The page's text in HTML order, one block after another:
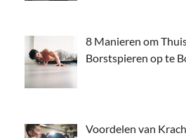
8 Manieren om
Borstspieren op te
Voordelen van